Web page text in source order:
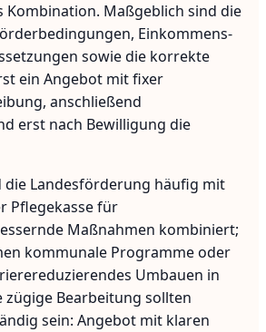
Kombination. Maßgeblich sind die
Einkommens-
sowie die korrekte
ein Angebot mit fixer
anschließend
erst nach Bewilligung die
die Landesförderung häufig mit
Pflegekasse für
Maßnahmen kombiniert;
kommunale Programme oder
Umbauen in
zügige Bearbeitung sollten
sein: Angebot mit klaren